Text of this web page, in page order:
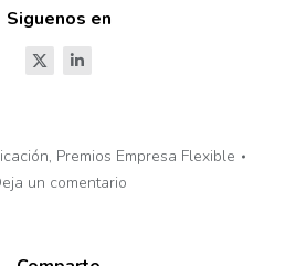
Siguenos en
, Premios Empresa Flexible
un comentario